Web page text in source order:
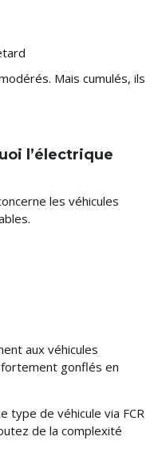
Mais cumulés, ils
l’électrique
les véhicules
aux véhicules
gonflés en
type de véhicule via FCR
de la complexité